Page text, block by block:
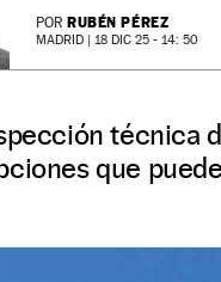
POR RUBÉN PÉREZ
MADRID | 18 DIC 25 - 14: 50
técnica
que